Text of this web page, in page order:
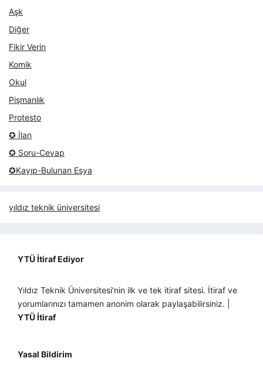
Aşk
Diğer
Fikir Verin
Komik
Okul
Pişmanlık
Protesto
✪ İlan
✪ Soru-Cevap
✪Kayıp-Bulunan Eşya
yıldız teknik üniversitesi
YTÜ İtiraf Ediyor
Yıldız Teknik Üniversitesi'nin ilk ve tek itiraf sitesi. İtiraf ve
yorumlarınızı tamamen anonim olarak paylaşabilirsiniz. |
YTÜ İtiraf
Yasal Bildirim